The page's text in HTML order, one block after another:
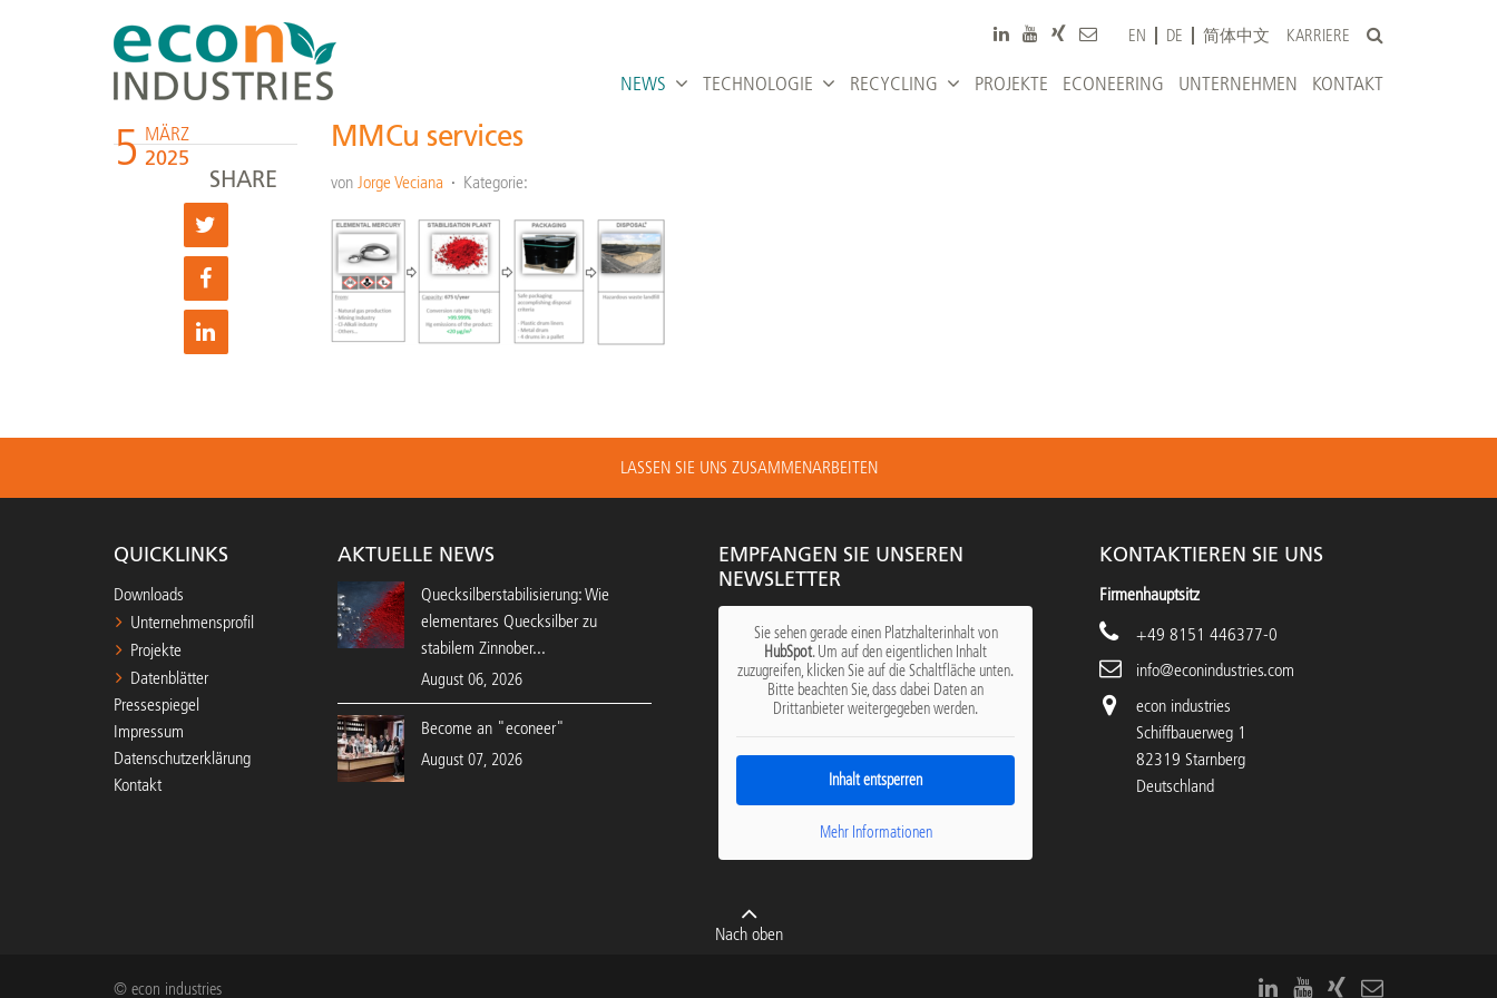
EN DE 简体中文 KARRIERE
NEWS TECHNOLOGIE RECYCLING PROJEKTE ECONEERING UNTERNEHMEN KONTAKT
5 MÄRZ
2025
SHARE
MMCu services
von Jorge Veciana Kategorie:
LASSEN SIE UNS ZUSAMMENARBEITEN
QUICKLINKS
Downloads
Unternehmensprofil
Projekte
Datenblätter
Pressespiegel
Impressum
Datenschutzerklärung
Kontakt
AKTUELLE NEWS
Quecksilberstabilisierung: Wie
elementares Quecksilber zu
stabilem Zinnober...
August 06, 2026
Become an "econeer"
August 07, 2026
EMPFANGEN SIE UNSEREN
NEWSLETTER
Sie sehen gerade einen Platzhalterinhalt von
HubSpot. Um auf den eigentlichen Inhalt
zuzugreifen, klicken Sie auf die Schaltfläche unten.
Bitte beachten Sie, dass dabei Daten an
Drittanbieter weitergegeben werden.
Inhalt entsperren
Mehr Informationen
KONTAKTIEREN SIE UNS
Firmenhauptsitz
+49 8151 446377-0
info@econindustries.com
econ industries
Schiffbauerweg 1
82319 Starnberg
Deutschland
Nach oben
© econ industries